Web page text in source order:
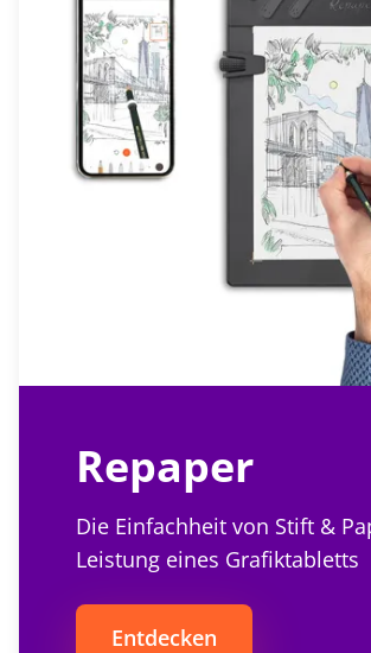
Repaper
Die Einfachheit von Stift &
Leistung eines Grafiktabletts
Entdecken